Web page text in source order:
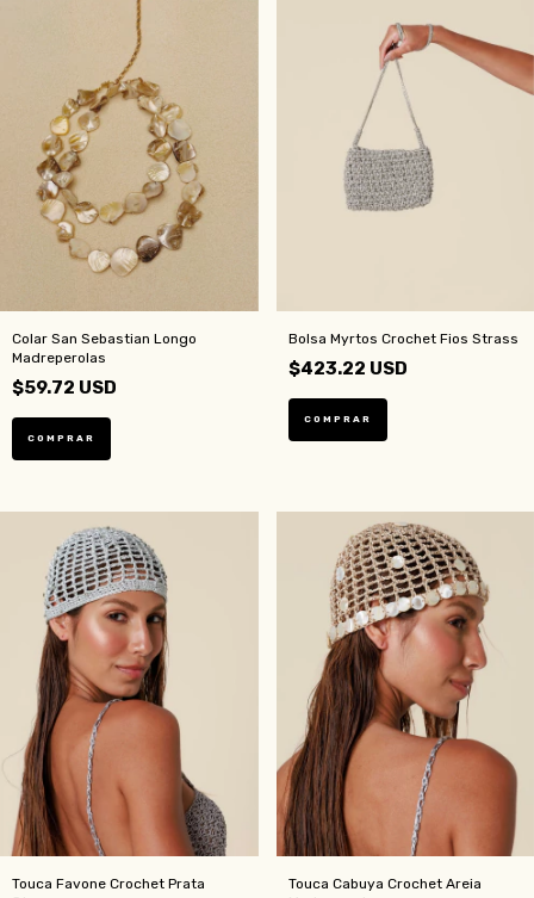
Colar San Sebastian Longo
Madreperolas
$59.72 USD
Bolsa Myrtos Crochet Fios Strass
$423.22 USD
Touca Favone Crochet Prata
Touca Cabuya Crochet Areia